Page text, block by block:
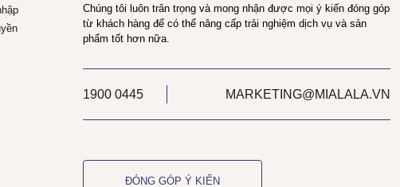
Chúng tôi luôn trân trọng và mong nhận được mọi ý kiến đóng góp
từ khách hàng để có thể nâng cấp trải nghiệm dịch vụ và sản
phẩm tốt hơn nữa.
1900 0445 MARKETING@MIALALA.VN
ĐÓNG GÓP Ý KIẾN